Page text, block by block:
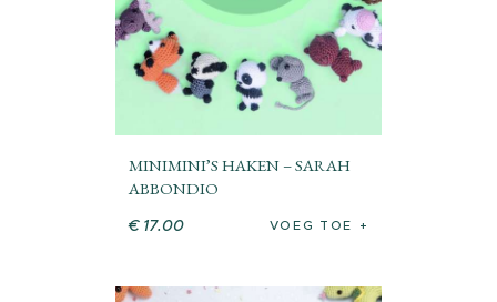
MINIMINI’S HAKEN – SARAH
ABBONDIO
€ 17.00 VOEG TOE